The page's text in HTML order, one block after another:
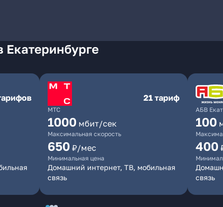
Екатеринбурге
МТС
21 тариф
1000 мбит/сек
Максимальная скорость
650 ₽/мес
Минимальная цена
Домашний интернет, ТВ, мобильная
связь
АБВ
100
400
связь